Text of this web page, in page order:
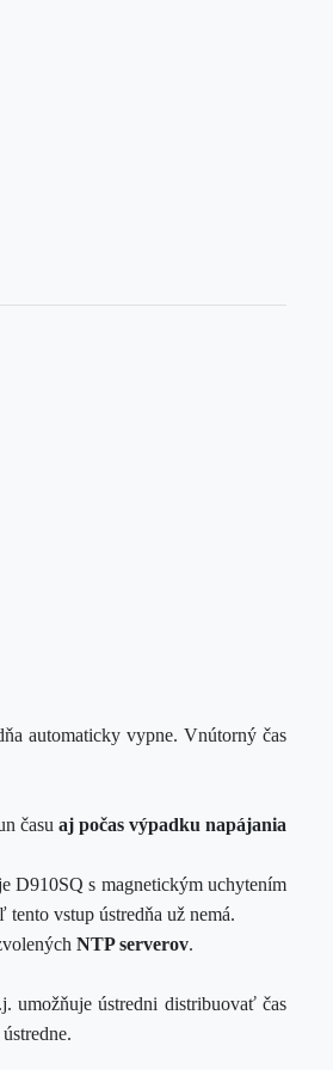
automaticky vypne. Vnútorný čas
času aj počas výpadku napájania
D910SQ s magnetickým uchytením
tento vstup ústredňa už nemá.
NTP serverov.
umožňuje ústredni distribuovať čas